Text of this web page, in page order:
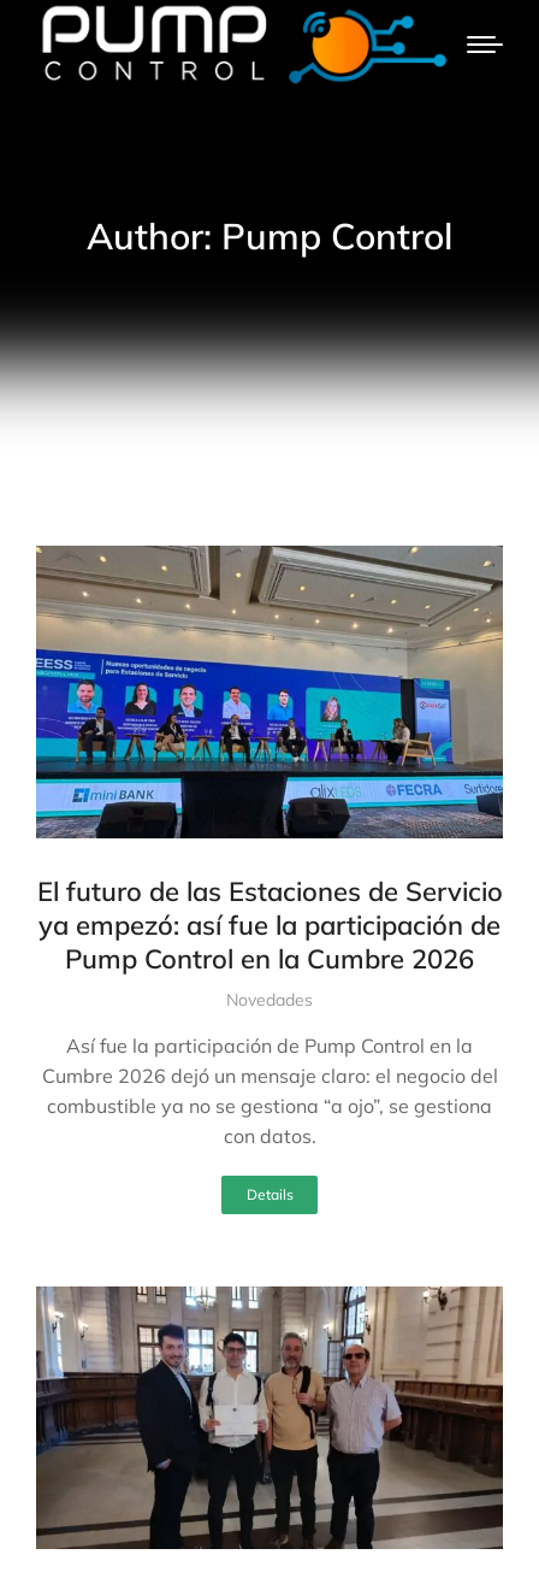
Author: Pump Control
El futuro de las Estaciones de Servicio
ya empezó: así fue la participación de
Pump Control en la Cumbre 2026
Novedades
Así fue la participación de Pump Control en la
Cumbre 2026 dejó un mensaje claro: el negocio del
combustible ya no se gestiona “a ojo”, se gestiona
con datos.
Details